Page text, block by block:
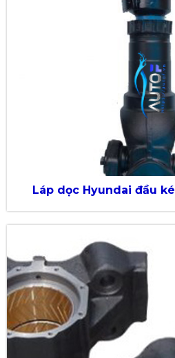
Láp dọc Hyundai đầu